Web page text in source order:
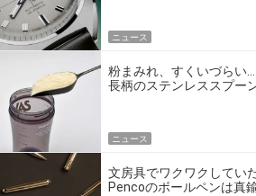
ニュース
粉まみれ、すくいづらい
長柄のステンレススプー
ニュース
文房具でワクワクしてい
Pencoのボールペンは真